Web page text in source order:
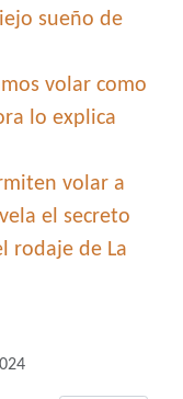
sueño de
volar como
lo explica
volar a
el secreto
rodaje de La